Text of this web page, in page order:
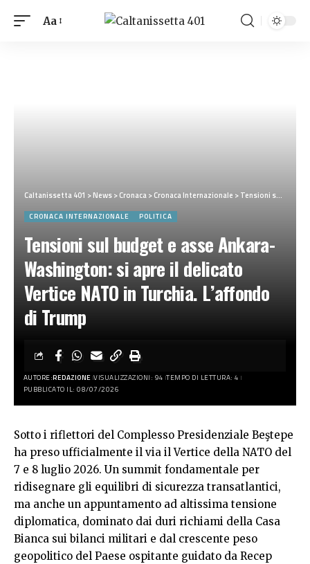
Aa
Caltanissetta 401 >News>Cronaca>Cronaca Internazionale >Tensioni sul budget e asse Ankara-Washington: si apre il delicato Vertice NATO in Turchia. L’affondo di Trump
CRONACA INTERNAZIONALE POLITICA
Tensioni sul budget e asse Ankara-
Washington: si apre il delicato
Vertice NATO in Turchia. L’affondo
di Trump
AUTORE:REDAZIONE VISUALIZZAZIONI: 94 TEMPO DI LETTURA: 4
PUBBLICATO IL: 08/07/2026
Sotto i riflettori del Complesso Presidenziale Beştepe
ha preso ufficialmente il via il Vertice della NATO del
7 e 8 luglio 2026. Un summit fondamentale per
ridisegnare gli equilibri di sicurezza transatlantici,
ma anche un appuntamento ad altissima tensione
diplomatica, dominato dai duri richiami della Casa
Bianca sui bilanci militari e dal crescente peso
geopolitico del Paese ospitante guidato da Recep